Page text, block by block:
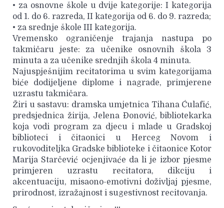
• za osnovne škole u dvije kategorije: I kategorija
od 1. do 6. razreda, II kategorija od 6. do 9. razreda;
• za srednje škole III kategorija.
Vremensko ograničenje trajanja nastupa po
takmičaru jeste: za učenike osnovnih škola 3
minuta a za učenike srednjih škola 4 minuta.
Najuspješnijim recitatorima u svim kategorijama
biće dodijeljene diplome i nagrade, primjerene
uzrastu takmičara.
Žiri u sastavu: dramska umjetnica Tihana Ćulafić,
predsjednica žirija, Jelena Đonović, bibliotekarka
koja vodi program za djecu i mlade u Gradskoj
biblioteci i čitaonici u Herceg Novom i
rukovoditeljka Gradske biblioteke i čitaonice Kotor
Marija Starčević ocjenjivaće da li je izbor pjesme
primjeren uzrastu recitatora, dikciju i
akcentuaciju, misaono-emotivni doživljaj pjesme,
prirodnost, izražajnost i sugestivnost recitovanja.